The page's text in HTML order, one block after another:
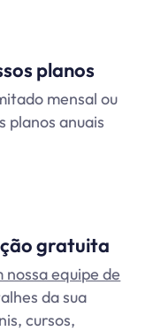
planos
mensal ou
planos anuais
gratuita
equipe de
da sua
cursos,